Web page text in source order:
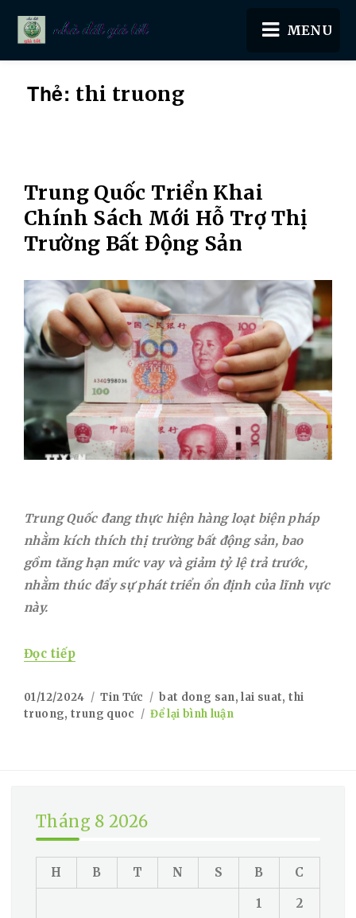
Nhà đất giá tốt
Thẻ: thi truong
Trung Quốc Triển Khai
Chính Sách Mới Hỗ Trợ Thị
Trường Bất Động Sản
Trung Quốc đang thực hiện hàng loạt biện pháp
nhằm kích thích thị trường bất động sản, bao
gồm tăng hạn mức vay và giảm tỷ lệ trả trước,
nhằm thúc đẩy sự phát triển ổn định của lĩnh vực
này.
Đọc tiếp“Trung Quốc Triển Khai Chính Sách Mới
Posted
on
01/12/2024 Categories
Tin Tức Tags
bat dong san,lai suat,thi
truong, trung quoc Để lại bình luận
Trường
Tháng 8 2026
H B T N S B C
1 2